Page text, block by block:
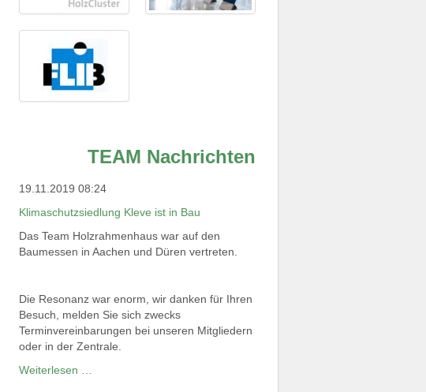
TEAM Nachrichten
19.11.2019 08:24
Klimaschutzsiedlung Kleve ist in Bau
Das Team Holzrahmenhaus war auf den
Baumessen in Aachen und Düren vertreten.
Die Resonanz war enorm, wir danken für Ihren
Besuch, melden Sie sich zwecks
Terminvereinbarungen bei unseren Mitgliedern
oder in der Zentrale.
Weiterlesen …